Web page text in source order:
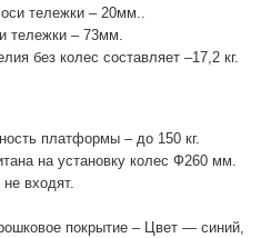
тележки – 20мм..
тележки – 73мм.
без колес составляет –17,2 кг.
платформы – до 150 кг.
на установку колес Ф260 мм.
входят.
покрытие – Цвет — синий,